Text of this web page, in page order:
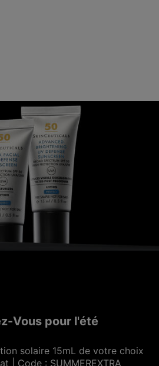
Vous pour l'été
solaire 15mL de votre choix
| Code : SUMMEREXTRA